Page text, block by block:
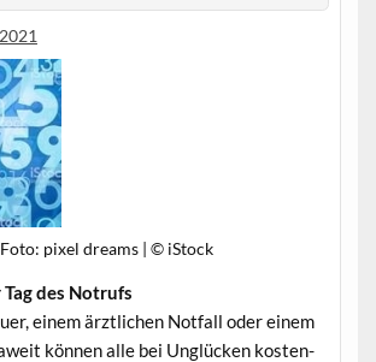
Foto: pix­el dreams | © iStock
des Notrufs
einem ärztlichen Not­fall oder einem
kön­nen alle bei Unglück­en kosten­